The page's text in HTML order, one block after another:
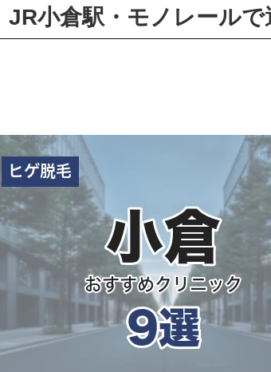
JR小倉駅・モノレールで